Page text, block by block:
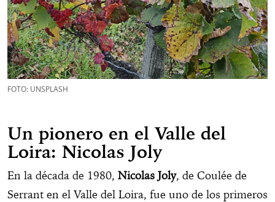
FOTO: UNSPLASH
Un pionero en el Valle del
Loira: Nicolas Joly
En la década de 1980, Nicolas Joly, de Coulée de
Serrant en el Valle del Loira, fue uno de los primeros